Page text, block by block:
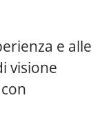
e alle
visione